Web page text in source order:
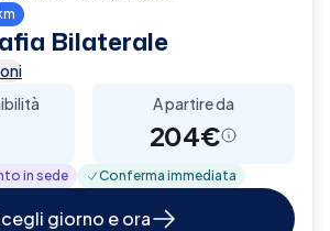
Bilaterale
A partire da
204€
in sede Conferma immediata
giorno e ora